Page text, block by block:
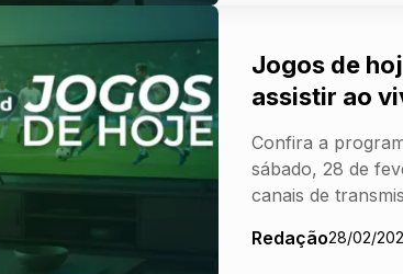
Jogos de
assistir ao
Confira a
sábado, 28 de
canais de
Redação28/02/